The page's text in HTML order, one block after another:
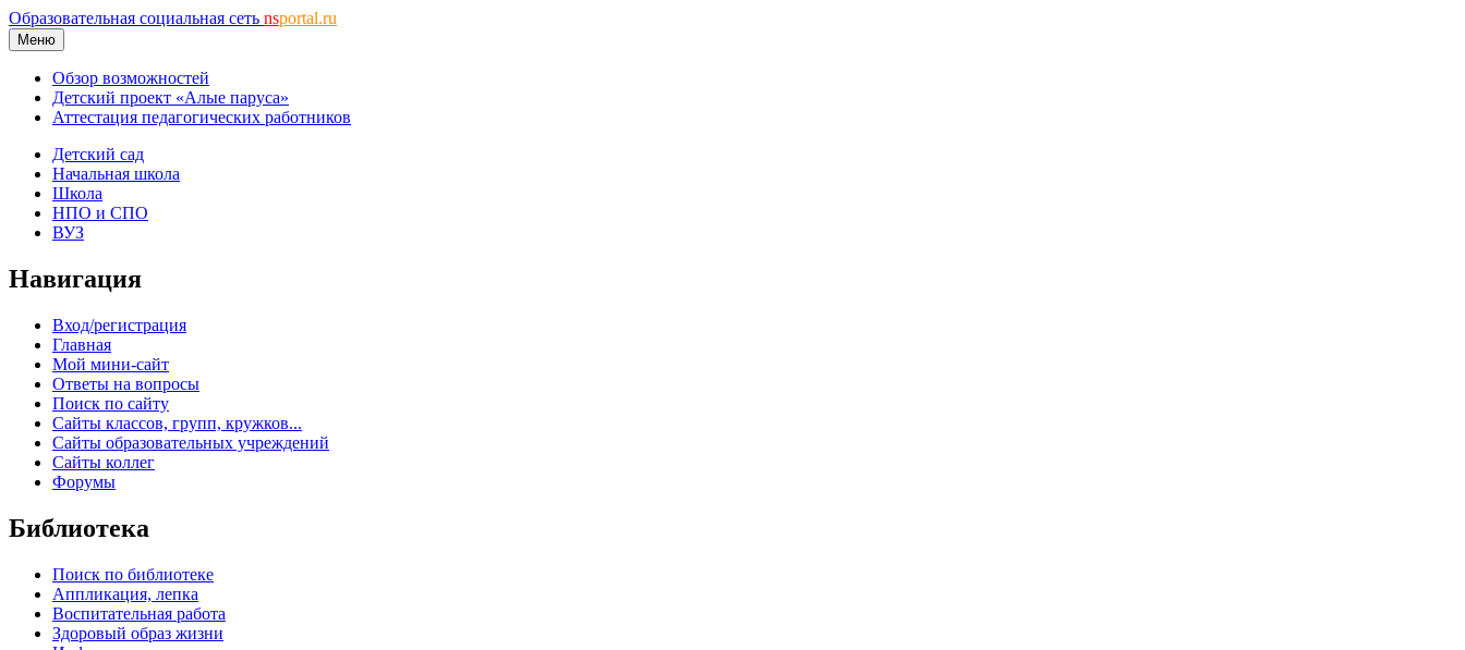
Образовательная социальная сеть nsportal.ru
Меню
Обзор возможностей
Детский проект «Алые паруса»
Аттестация педагогических работников
Детский сад
Начальная школа
Школа
НПО и СПО
ВУЗ
Навигация
Вход/регистрация
Главная
Мой мини-сайт
Ответы на вопросы
Поиск по сайту
Сайты классов, групп, кружков...
Сайты образовательных учреждений
Сайты коллег
Форумы
Библиотека
Поиск по библиотеке
Аппликация, лепка
Воспитательная работа
Здоровый образ жизни